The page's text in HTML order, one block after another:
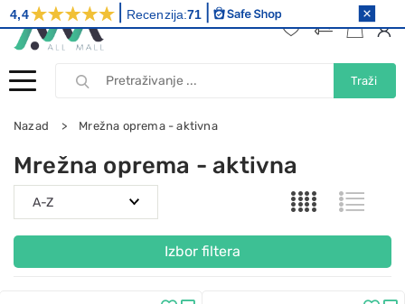
Traži
Nazad Mrežna oprema - aktivna
Mrežna oprema - aktivna
Izbor filtera
4,4 Recenzija:71